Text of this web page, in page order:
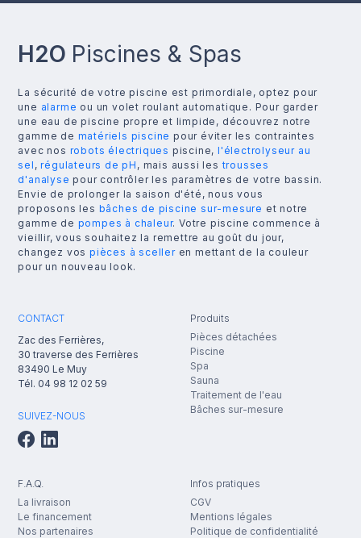
H2O Piscines & Spas
La sécurité de votre piscine est primordiale, optez pour
une alarme ou un volet roulant automatique. Pour garder
une eau de piscine propre et limpide, découvrez notre
gamme de matériels piscine pour éviter les contraintes
avec nos robots électriques piscine, l'électrolyseur au
sel ,régulateurs de pH , mais aussi lestrousses
d'analyse pour contrôler les paramètres de votre bassin.
Envie de prolonger la saison d'été, nous vous
proposons les bâches de piscine sur-mesure et notre
gamme de pompes à chaleur. Votre piscine commence à
vieillir, vous souhaitez la remettre au goût du jour,
changez vos pièces à scelleren mettant de la couleur
pour un nouveau look.
CONTACT
Zac des Ferrières,
30 traverse des Ferrières
83490 Le Muy
Tél. 04 98 12 02 59
SUIVEZ-NOUS
Produits
Pièces détachées
Piscine
Spa
Sauna
Traitement de l'eau
Bâches sur-mesure
F.A.Q.
La livraison
Le financement
Nos partenaires
Infos pratiques
CGV
Mentions légales
Politique de confidentialité